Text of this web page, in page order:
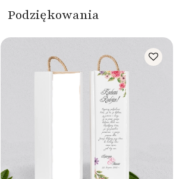
Podziękowania